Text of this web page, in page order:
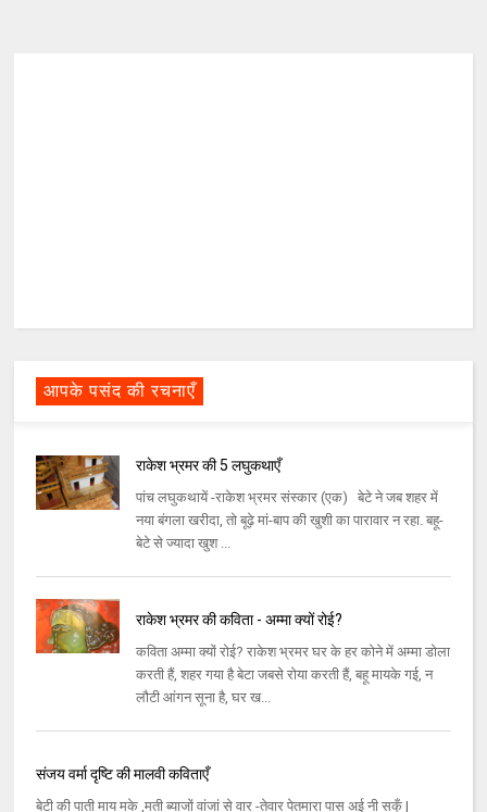
आपके पसंद की रचनाएँ
राकेश भ्रमर की 5 लघुकथाएँ
पांच लघुकथायें -राकेश भ्रमर संस्कार (एक) बेटे ने जब शहर में
नया बंगला खरीदा, तो बूढ़े मां-बाप की खुशी का पारावार न रहा. बहू-
बेटे से ज्यादा खुश ...
राकेश भ्रमर की कविता - अम्मा क्यों रोई?
कविता अम्मा क्यों रोई? राकेश भ्रमर घर के हर कोने में अम्मा डोला
करती हैं, शहर गया है बेटा जबसे रोया करती हैं, बहू मायके गई, न
लौटी आंगन सूना है, घर ख...
संजय वर्मा दृष्टि की मालवी कविताएँ
बेटी की पाती माय मके ,मती ब्याजों वांजां से वार -तेवार पेतमारा पास अई नी सकूँ |